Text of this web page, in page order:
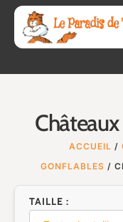
ACCUEIL /
GONFLABLES /
TAILLE :